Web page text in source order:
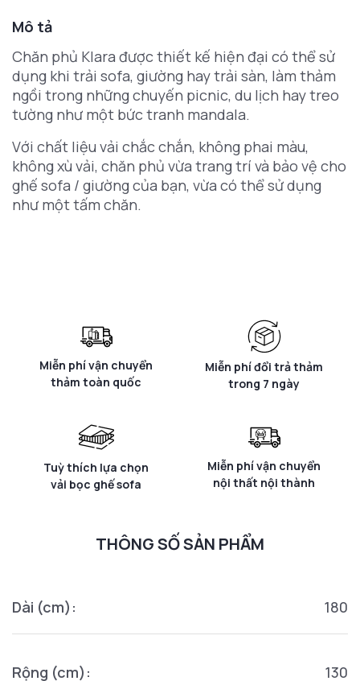
Mô tả
Chăn phủ Klara được thiết kế hiện đại có thể sử
dụng khi trải sofa, giường hay trải sàn, làm thảm
ngồi trong những chuyến picnic, du lịch hay treo
tường như một bức tranh mandala.
Với chất liệu vải chắc chắn, không phai màu,
không xù vải, chăn phủ vừa trang trí và bảo vệ cho
ghế sofa / giường của bạn, vừa có thể sử dụng
như một tấm chăn.
Miễn phí vận chuyển
thảm toàn quốc
Miễn phí đổi trả thảm
trong 7 ngày
Tuỳ thích lựa chọn
vải bọc ghế sofa
Miễn phí vận chuyển
nội thất nội thành
THÔNG SỐ SẢN PHẨM
Dài (cm): 180
Rộng (cm): 130